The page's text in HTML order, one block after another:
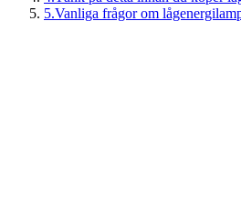
5.Vanliga frågor om